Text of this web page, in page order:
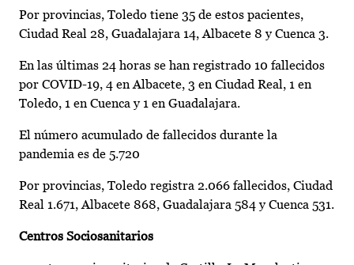
Por provincias, Toledo tiene 35 de estos pacientes,
Ciudad Real 28, Guadalajara 14, Albacete 8 y Cuenca 3.
En las últimas 24 horas se han registrado 10 fallecidos
por COVID-19, 4 en Albacete, 3 en Ciudad Real, 1 en
Toledo, 1 en Cuenca y 1 en Guadalajara.
El número acumulado de fallecidos durante la
pandemia es de 5.720
Por provincias, Toledo registra 2.066 fallecidos, Ciudad
Real 1.671, Albacete 868, Guadalajara 584 y Cuenca 531.
Centros Sociosanitarios